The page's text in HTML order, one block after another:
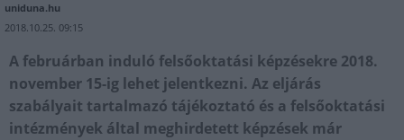
uniduna.hu
2018.10.25. 09:15
A februárban induló felsőoktatási képzésekre 2018.
november 15-ig lehet jelentkezni. Az eljárás
szabályait tartalmazó tájékoztató és a felsőoktatási
intézmények által meghirdetett képzések már